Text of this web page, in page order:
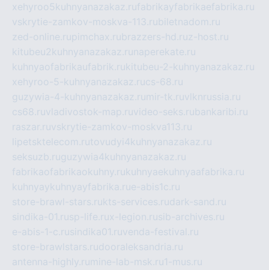
xehyroo5kuhnyanazakaz.rufabrikayfabrikaefabrika.ru
vskrytie-zamkov-moskva-113.rubiletnadom.ru
zed-online.rupimchax.rubrazzers-hd.ruz-host.ru
kitubeu2kuhnyanazakaz.ru naperekate.ru
kuhnyaofabrikaufabrik.rukitubeu-2-kuhnyanazakaz.ru
xehyroo-5-kuhnyanazakaz.rucs-68.ru
guzywia-4-kuhnyanazakaz.ru mir-tk.ruvlknrussia.ru
cs68.ruvladivostok-map.ruvideo-seks.rubankaribi.ru
raszar.ruvskrytie-zamkov-moskva113.ru
lipetsktelecom.rutovudyi4kuhnyanazakaz.ru
seksuzb.ruguzywia4kuhnyanazakaz.ru
fabrikaofabrikaokuhny.rukuhnyaekuhnyaafabrika.ru
kuhnyaykuhnyayfabrika.rue-abis1c.ru
store-brawl-stars.rukts-services.rudark-sand.ru
sindika-01.rusp-life.rux-legion.rusib-archives.ru
e-abis-1-c.rusindika01.ruvenda-festival.ru
store-brawlstars.rudooraleksandria.ru
antenna-highly.ru mine-lab-msk.ru1-mus.ru